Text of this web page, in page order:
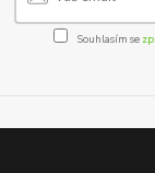
Souhlasím se